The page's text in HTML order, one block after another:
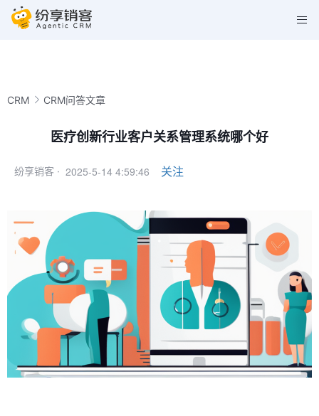
CRM CRM问答文章
医疗创新行业客户关系管理系统哪个好
纷享销客 · 2025-5-14 4:59:46 关注